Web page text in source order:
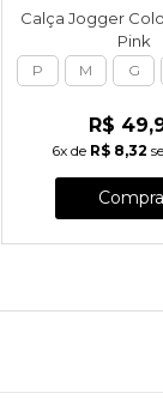
Calça Jogger
Pink
P M G
R$
6xde R$ 8,32